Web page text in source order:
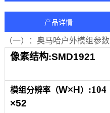
产品详情
（一）：奥马哈户外模组参数
像素结构:SMD1921
模组分辨率（W×H） :104
×52